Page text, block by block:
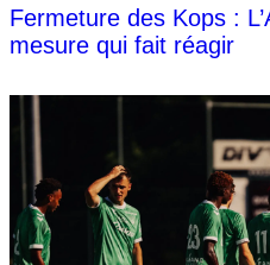
Fermeture des Kops :
mesure qui fait réagir